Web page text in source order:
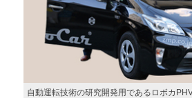
自動運転技術の研究開発用であるロボカ